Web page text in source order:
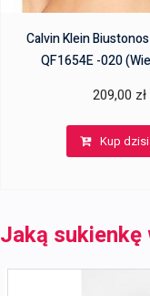
Calvin Klein
QF1654E -020
209,00 zł
Kup
Jaką sukienkę